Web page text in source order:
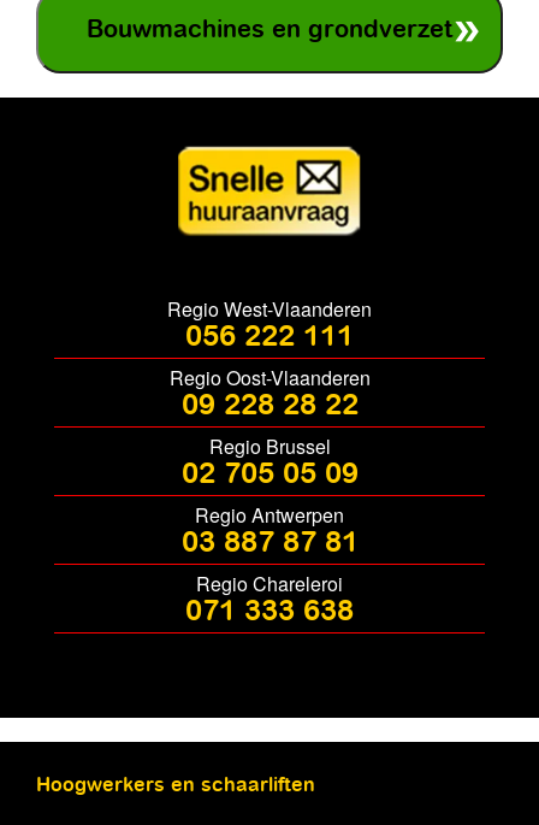
Bouwmachines en grondverzet
Regio West-Vlaanderen
056 222 111
Regio Oost-Vlaanderen
09 228 28 22
Regio Brussel
02 705 05 09
Regio Antwerpen
03 887 87 81
Regio Chareleroi
071 333 638
Hoogwerkers en schaarliften